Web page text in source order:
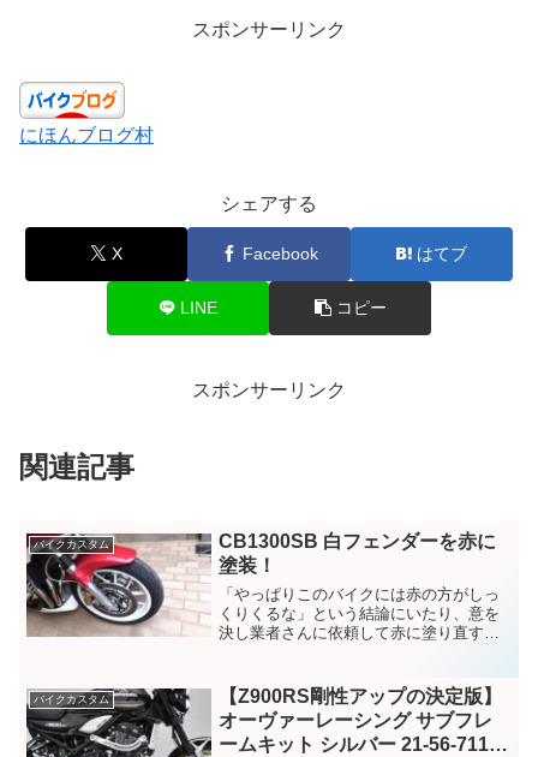
スポンサーリンク
にほんブログ村
シェアする
X Facebook はてブ
LINE コピー
スポンサーリンク
関連記事
バイクカスタム
CB1300SB 白フェンダーを赤に
塗装！
「やっぱりこのバイクには赤の方がしっ
くりくるな」という結論にいたり、意を
決し業者さんに依頼して赤に塗り直すこ
バイクカスタム
【Z900RS剛性アップの決定版】
オーヴァーレーシング サブフレ
ームキット シルバー 21-56-711-